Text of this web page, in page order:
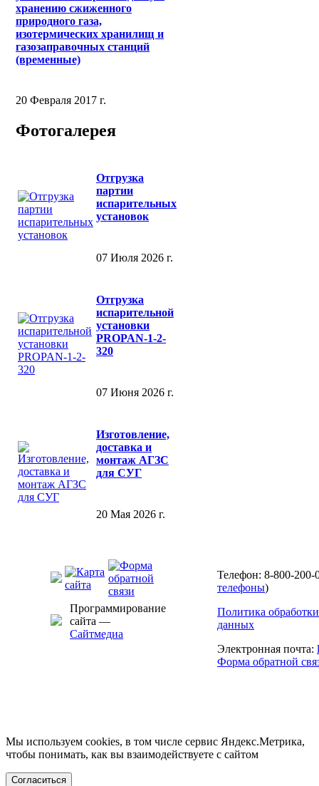
хранению сжиженного
природного газа,
изотермических хранилищ и
газозаправочных станций
(временные)
20 Февраля 2017 г.
Фотогалерея
Отгрузка
партии
испарительных
установок
07 Июля 2026 г.
Отгрузка
испарительной
установки
PROPAN-1-2-
320
07 Июня 2026 г.
Изготовление,
доставка и
монтаж АГЗС
для СУГ
20 Мая 2026 г.
Программирование
сайта —
Сайтмедиа
Телефон: 8-800-200-
телефоны)
Политика
данных
Электронная почта:
Форма обратной
Мы используем cookies, в том числе сервис Яндекс.Метрика,
чтобы понимать, как вы взаимодействуете с сайтом
Согласиться